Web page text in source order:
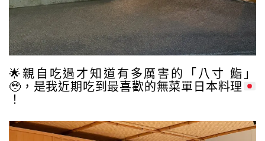
🌟親自吃過才知道有多厲害的「八寸 鮨」
🥹 ，是我近期吃到最喜歡的無菜單日本料理
！